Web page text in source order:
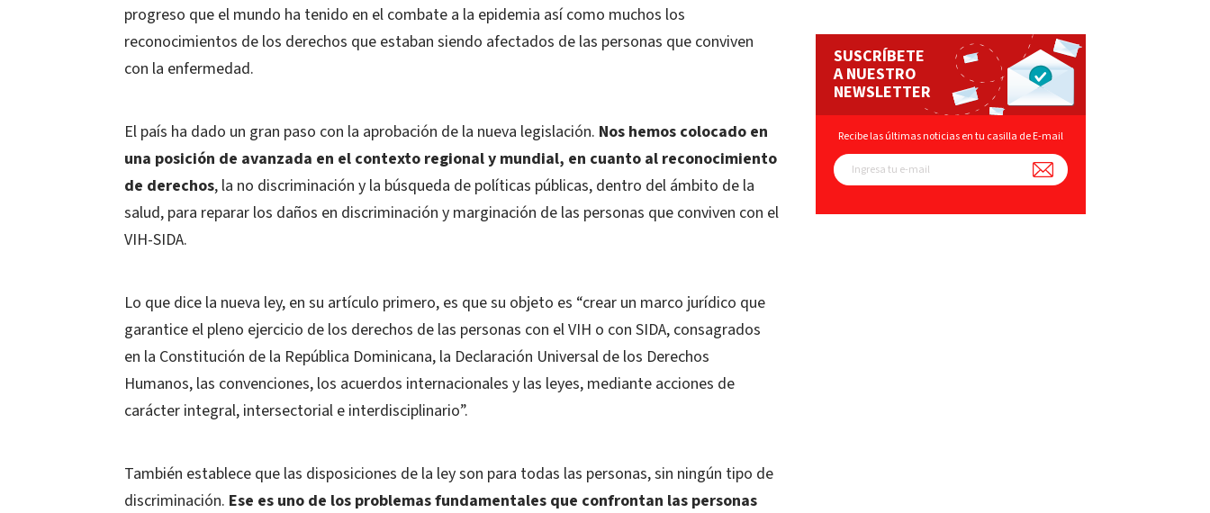
progreso que el mundo ha tenido en el combate a la epidemia así como muchos los
reconocimientos de los derechos que estaban siendo afectados de las personas que conviven
con la enfermedad.
El país ha dado un gran paso con la aprobación de la nueva legislación. Nos hemos colocado en
una posición de avanzada en el contexto regional y mundial, en cuanto al reconocimiento
de derechos, la no discriminación y la búsqueda de políticas públicas, dentro del ámbito de la
salud, para reparar los daños en discriminación y marginación de las personas que conviven con el
VIH-SIDA.
Lo que dice la nueva ley, en su artículo primero, es que su objeto es “crear un marco jurídico que
garantice el pleno ejercicio de los derechos de las personas con el VIH o con SIDA, consagrados
en la Constitución de la República Dominicana, la Declaración Universal de los Derechos
Humanos, las convenciones, los acuerdos internacionales y las leyes, mediante acciones de
carácter integral, intersectorial e interdisciplinario”.
También establece que las disposiciones de la ley son para todas las personas, sin ningún tipo de
discriminación. Ese es uno de los problemas fundamentales que confrontan las personas
SUSCRÍBETE
A NUESTRO
NEWSLETTER
Recibe las últimas noticias en tu casilla de E-mail